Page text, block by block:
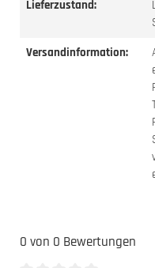
Lieferzustand:
Versandinformation:
0 von 0 Bewertungen